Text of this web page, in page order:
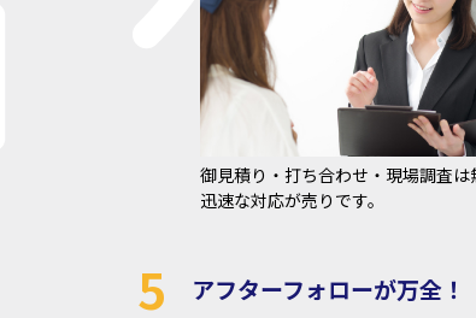
御見積り・打ち合わせ・現場調査は
迅速な対応が売りです。
5 アフターフォローが万全！